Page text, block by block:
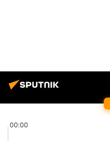
00:00